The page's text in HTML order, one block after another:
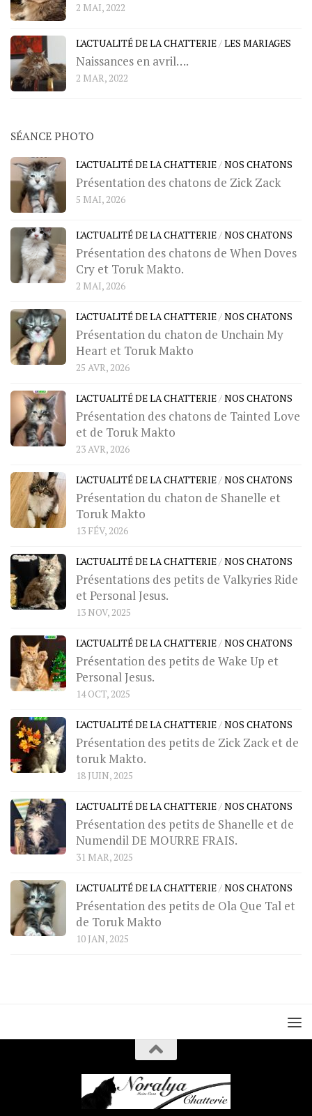
2 MAI, 2022
L'ACTUALITÉ DE LA CHATTERIE/LES MARIAGES
Naissances en avril….
2 MAR, 2022
SÉANCE PHOTO
L'ACTUALITÉ DE LA CHATTERIE/NOS CHATONS
Présentation des chatons de Zick Zack
5 MAI, 2026
L'ACTUALITÉ DE LA CHATTERIE/NOS CHATONS
Présentation des chatons de When Doves
Cry et Toruk Makto.
2 MAI, 2026
L'ACTUALITÉ DE LA CHATTERIE/NOS CHATONS
Présentation du chaton de Unchain My
Heart et Toruk Makto
25 AVR, 2026
L'ACTUALITÉ DE LA CHATTERIE/NOS CHATONS
Présentation des chatons de Tainted Love
et de Toruk Makto
23 AVR, 2026
L'ACTUALITÉ DE LA CHATTERIE/NOS CHATONS
Présentation du chaton de Shanelle et
Toruk Makto
13 FÉV, 2026
L'ACTUALITÉ DE LA CHATTERIE/NOS CHATONS
Présentations des petits de Valkyries Ride
et Personal Jesus.
13 NOV, 2025
L'ACTUALITÉ DE LA CHATTERIE/NOS CHATONS
Présentation des petits de Wake Up et
Personal Jesus.
14 OCT, 2025
L'ACTUALITÉ DE LA CHATTERIE/NOS CHATONS
Présentation des petits de Zick Zack et de
toruk Makto.
18 JUIN, 2025
L'ACTUALITÉ DE LA CHATTERIE/NOS CHATONS
Présentation des petits de Shanelle et de
Numendil DE MOURRE FRAIS.
31 MAR, 2025
L'ACTUALITÉ DE LA CHATTERIE/NOS CHATONS
Présentation des petits de Ola Que Tal et
de Toruk Makto
10 JAN, 2025